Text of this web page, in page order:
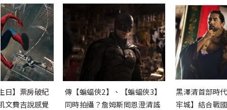
日】票房破紀
文費吉說感覺
傳【蝙蝠俠2】、【蝙蝠俠3】
同時拍攝？詹姆斯岡恩澄清謠
黑澤清首部時
牢城】結合戰